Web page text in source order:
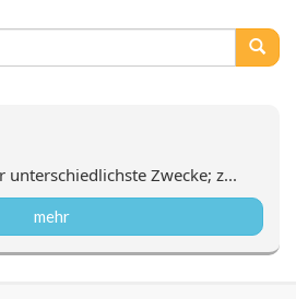
Zwecke; z...
mehr